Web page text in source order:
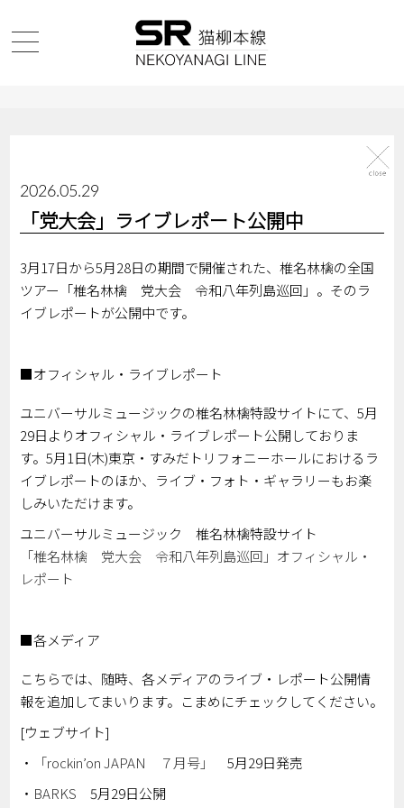
2026.05.29
「党大会」ライブレポート公開中
3月17日から5月28日の期間で開催された、椎名林檎の全国
ツアー「椎名林檎 党大会 令和八年列島巡回」。そのラ
イブレポートが公開中です。
■オフィシャル・ライブレポート
ユニバーサルミュージックの椎名林檎特設サイトにて、5月
29日よりオフィシャル・ライブレポート公開しておりま
す。5月1日(木)東京・すみだトリフォニーホールにおけるラ
イブレポートのほか、ライブ・フォト・ギャラリーもお楽
しみいただけます。
ユニバーサルミュージック 椎名林檎特設サイト
「椎名林檎 党大会 令和八年列島巡回」オフィシャル・
レポート
■各メディア
こちらでは、随時、各メディアのライブ・レポート公開情
報を追加してまいります。こまめにチェックしてください。
[ウェブサイト]
・
「rockin’on JAPAN ７月号」
5月29日発売
・ BARKS 5月29日公開